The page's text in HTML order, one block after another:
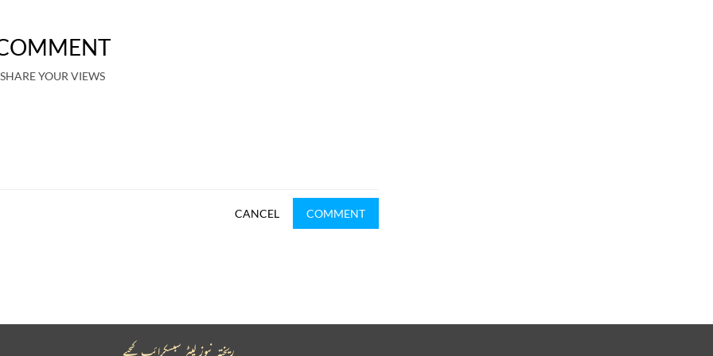
SHARE YOUR VIEWS
CANCEL COMMENT
ریختہ نیوز لیٹر سبسکرائب کیجیے